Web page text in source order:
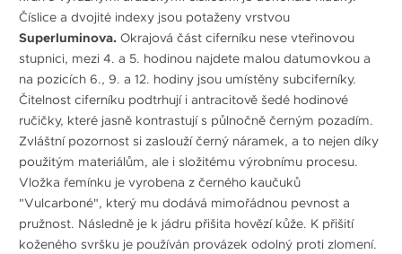
Číslice a dvojité indexy jsou potaženy vrstvou
Superluminova. Okrajová část ciferníku nese vteřinovou
stupnici, mezi 4. a 5. hodinou najdete malou datumovkou a
na pozicích 6., 9. a 12. hodiny jsou umístěny subciferníky.
Čitelnost ciferníku podtrhují i antracitově šedé hodinové
ručičky, které jasně kontrastují s půlnočně černým pozadím.
Zvláštní pozornost si zaslouží černý náramek, a to nejen díky
použitým materiálům, ale i složitému výrobnímu procesu.
Vložka řemínku je vyrobena z černého kaučuků
"Vulcarboné", který mu dodává mimořádnou pevnost a
pružnost. Následně je k jádru přišita hovězí kůže. K přišití
koženého svršku je používán provázek odolný proti zlomení.